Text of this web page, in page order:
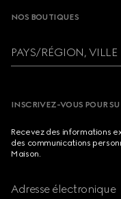
NOS BOUTIQUES
PAYS/RÉGION, VILLE
INSCRIVEZ-VOUS POUR
Recevez des informations
des communications
Maison.
Adresse électronique